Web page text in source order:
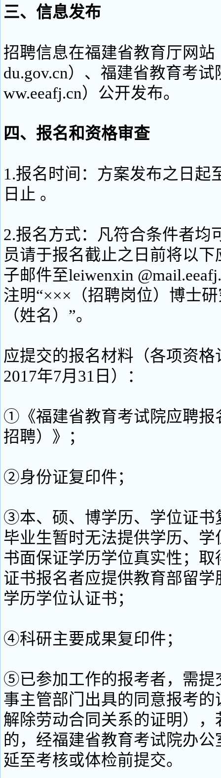
三、信息发布
招聘信息在福建省教育厅网站
du.gov.cn）、福建省教育考
ww.eeafj.cn）公开发布。
四、报名和资格审查
1.报名时间：方案发布之日起
日止 。
2.报名方式：凡符合条件者均
员请于报名截止之日前将以
子邮件至leiwenxin
注明“×××（招聘岗位）博士
（姓名）”。
应提交的报名材料（各项资
2017年7月31日）：
①《福建省教育考试院应聘报
招聘）》；
②身份证复印件；
③本、硕、博学历、学位证书
毕业生暂时无法提供学历、
书面保证学历学位真实性；
证书报名者应提供教育部留
学历学位认证书；
④科研主要成果复印件；
⑤已参加工作的报考者，需提
事主管部门出具的同意报考
解除劳动合同关系的证明）
的，经福建省教育考试院办
延至考核或体检前提交。